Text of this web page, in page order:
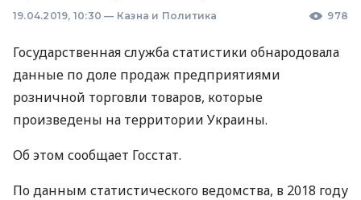
19.04.2019, 10:30 — Казна и Политика 978
Государственная служба статистики обнародовала
данные по доле продаж предприятиями
розничной торговли товаров, которые
произведены на территории Украины.
Об этом сообщает Госстат.
По данным статистического ведомства, в 2018 году